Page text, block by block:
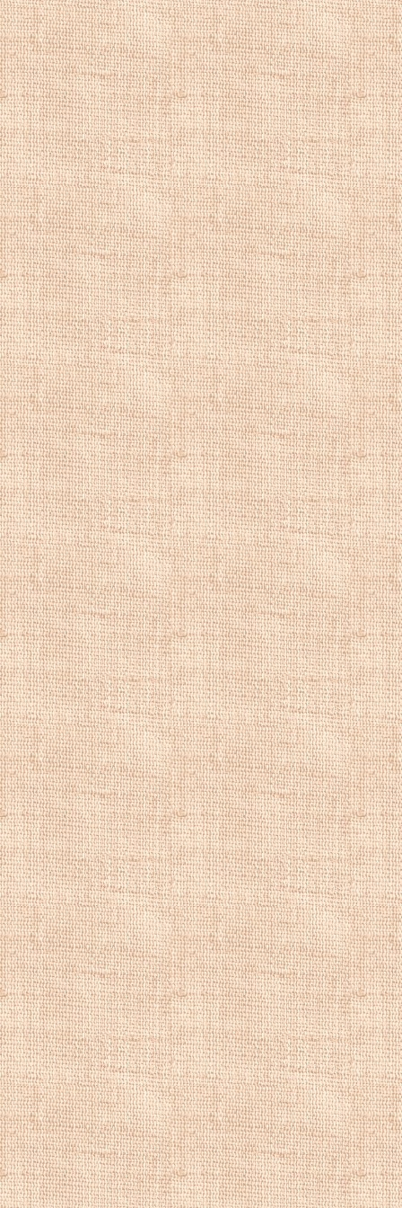
У тому ж році
мистецтв, де
1846 - Шевченко
період
вийшов під
1842 році
твір. У 1843 році
художника; в
познайомився з
написана
академічного
тему
картина була
Шевченко одним
вагітну жінку,
якогось символу,
нації. Хоча
побудові
цьому творі,
справжньою
українському
1845-1846 рр.
археологічних
при Київському
Києві (1846 г.)
Костомаровим. У
сформованому
товариству,
цікавилися
української.
арештовані,
понесли різні
Шевченку за
відділення,
1847 року 33-
рекрутської
рядовим в
в Оренбурзькому
області Росії і
найсуворіше
і малювати.
Шевченка,
Шевченко, - можна